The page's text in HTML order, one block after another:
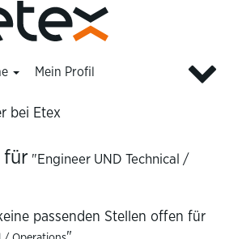
Mein Profil
bei Etex
für "Engineer UND Technical /
passenden Stellen offen für